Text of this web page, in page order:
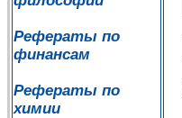
Рефераты по
финансам
Рефераты по
химии